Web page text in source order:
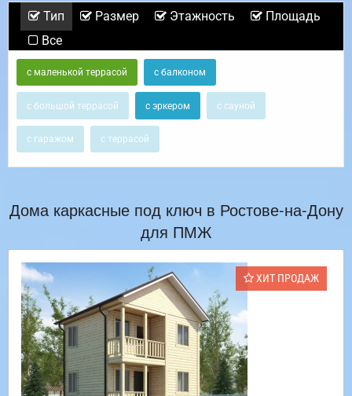
Тип Размер Этажность
Площадь
Все
с маленькой террасой с балконом
с большой террасой с эркером с сауной
с гаражом с террасой
Дома каркасные под ключ в Ростове-на-Дону
для ПМЖ
ХИТ ПРОДАЖ